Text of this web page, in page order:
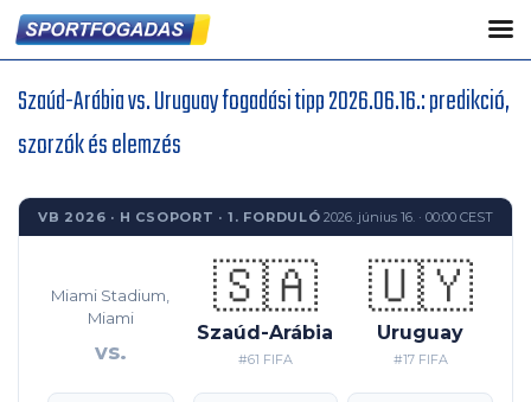
Szaúd-Arábia vs. Uruguay fogadási tipp 2026.06.16.: predikció,
szorzók és elemzés
VB 2026 · H CSOPORT · 1. FORDULÓ 2026. június 16. · 00:00 CEST
🇸🇦
Szaúd-Arábia
#61 FIFA
Miami Stadium,
Miami
vs.
🇺🇾
Uruguay
#17 FIFA